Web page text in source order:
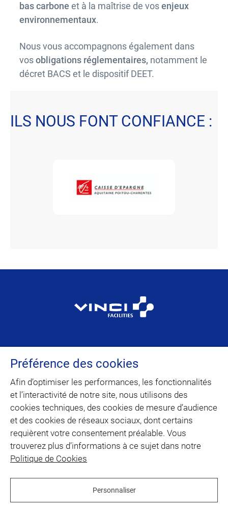
bas carbone et à la maîtrise de vosenjeux
environnementaux.
Nous vous accompagnons également dans
vosobligations réglementaires, notamment le
décret BACS et le dispositif DEET.
ILS NOUS FONT CONFIANCE :
VINCI Facilities est la marque dédiée au
facility management et à la maintenance
multitechnique du domaine d’activité
Building Solutions de VINCI Energies.
CONTACT
PLAN DU SITE
linkedin
Préférence des cookies
Afin d’optimiser les performances, les fonctionnalités
et l’interactivité de notre site, nous utilisons des
cookies techniques, des cookies de mesure d’audience
et des cookies de réseaux sociaux, dont certains
requièrent votre consentement préalable. Vous
trouverez plus d’informations à ce sujet dans notre
Politique de Cookies
Personnaliser